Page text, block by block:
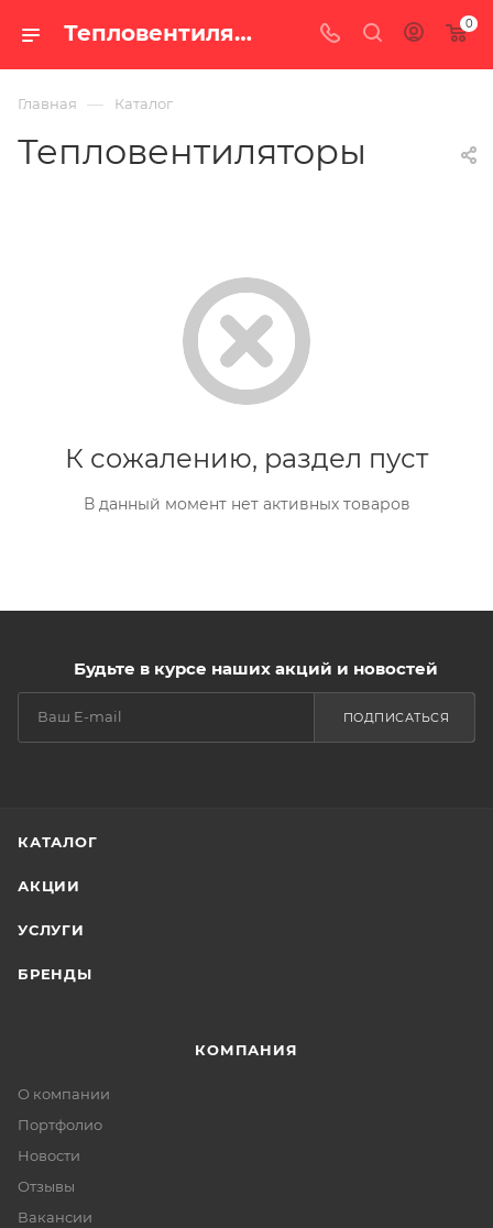
Тепловентиляторы — купить в Екатеринбурге, каталог с ценами интернет-магазина «100 печей.ру» 0
Главная — Каталог
Тепловентиляторы
К сожалению, раздел пуст
В данный момент нет активных товаров
Будьте в курсе наших акций и новостей
ПОДПИСАТЬСЯ
КАТАЛОГ
АКЦИИ
УСЛУГИ
БРЕНДЫ
КОМПАНИЯ
О компании
Портфолио
Новости
Отзывы
Вакансии